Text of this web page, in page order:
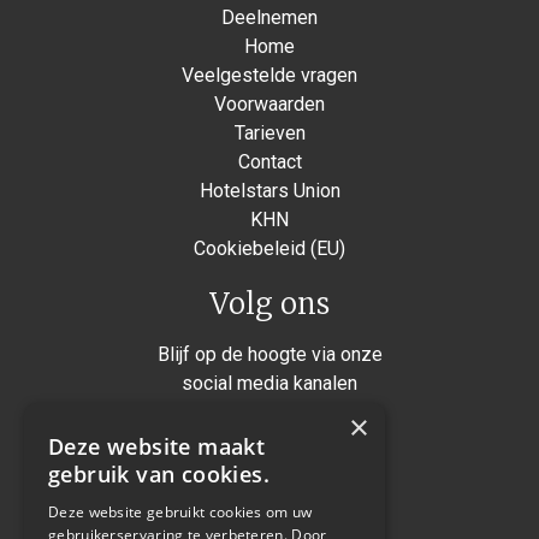
Deelnemen
Home
Veelgestelde vragen
Voorwaarden
Tarieven
Contact
Hotelstars Union
KHN
Cookiebeleid (EU)
Volg ons
Blijf op de hoogte via onze
social media kanalen
Instagram
Facebook
×
Deze website maakt
gebruik van cookies.
Deze website gebruikt cookies om uw
gebruikerservaring te verbeteren. Door